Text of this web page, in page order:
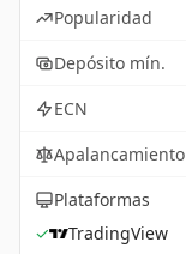
Popularidad
Depósito mín.
ECN
Apalancamiento
Plataformas
✓
TradingView